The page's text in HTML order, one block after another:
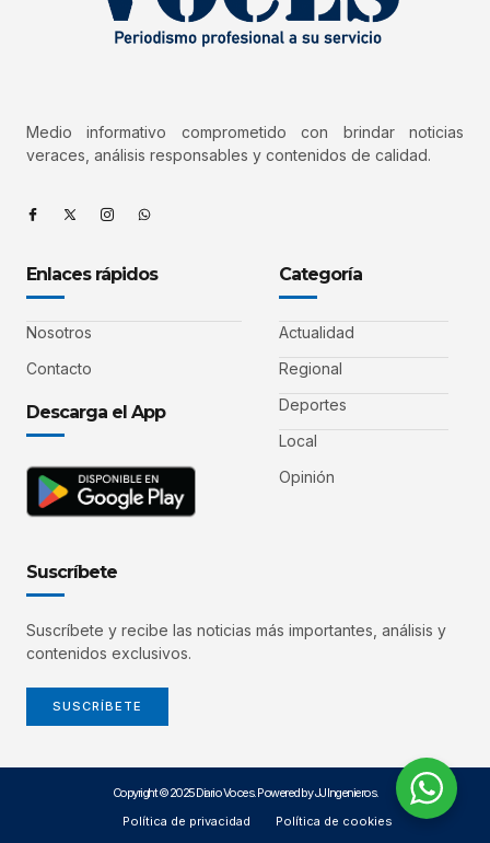
Medio informativo comprometido con brindar noticias
veraces, análisis responsables y contenidos de calidad.
Enlaces rápidos
Nosotros
Contacto
Descarga el App
Categoría
Actualidad
Regional
Deportes
Local
Opinión
Suscríbete
Suscríbete y recibe las noticias más importantes, análisis y
contenidos exclusivos.
SUSCRÍBETE
Copyright © 2025 Diario Voces. Powered by JJ Ingenieros.
Política de privacidad
Política de cookies